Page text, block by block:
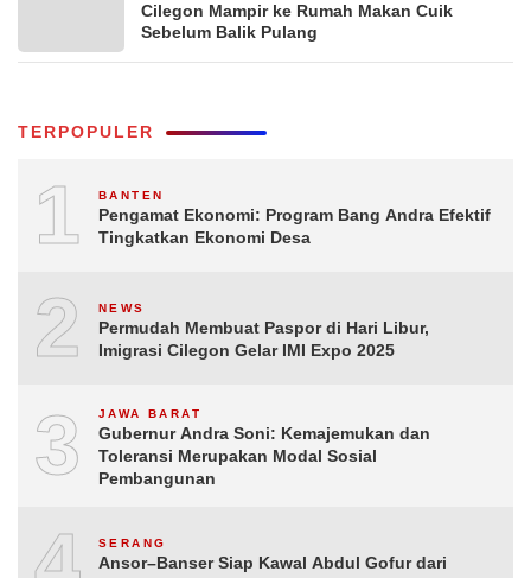
Cilegon Mampir ke Rumah Makan Cuik
Sebelum Balik Pulang
TERPOPULER
1 BANTEN
Pengamat Ekonomi: Program Bang Andra Efektif
Tingkatkan Ekonomi Desa
2 NEWS
Permudah Membuat Paspor di Hari Libur,
Imigrasi Cilegon Gelar IMI Expo 2025
3 JAWA BARAT
Gubernur Andra Soni: Kemajemukan dan
Toleransi Merupakan Modal Sosial
Pembangunan
SERANG
Ansor–Banser Siap Kawal Abdul Gofur dari